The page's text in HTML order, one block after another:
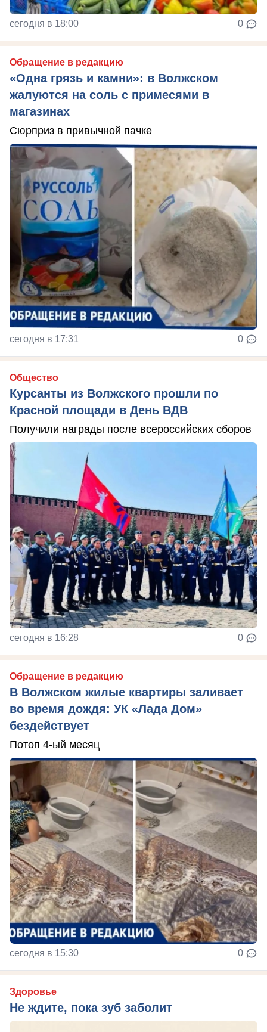
сегодня в 18:00 0
Обращение в редакцию
«Одна грязь и камни»: в Волжском
жалуются на соль с примесями в
магазинах
Сюрприз в привычной пачке
сегодня в 17:31 0
Общество
Курсанты из Волжского прошли по
Красной площади в День ВДВ
Получили награды после всероссийских сборов
сегодня в 16:28 0
Обращение в редакцию
В Волжском жилые квартиры заливает
во время дождя: УК «Лада Дом»
бездействует
Потоп 4-ый месяц
сегодня в 15:30 0
Здоровье
Не ждите, пока зуб заболит